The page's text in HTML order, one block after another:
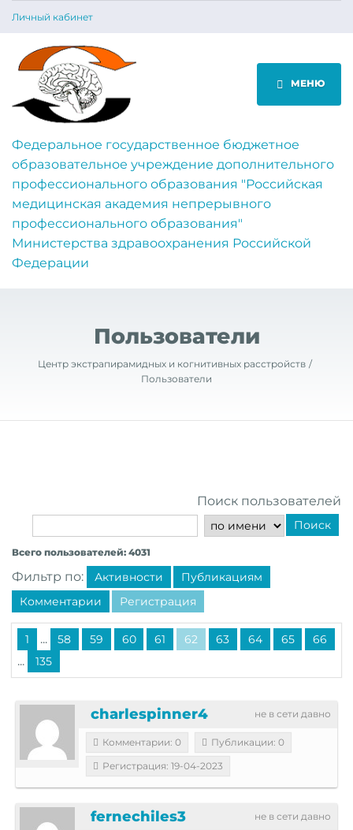
Личный кабинет
МЕНЮ
Федеральное государственное бюджетное
образовательное учреждение дополнительного
профессионального образования "Российская
медицинская академия непрерывного
профессионального образования"
Министерства здравоохранения Российской
Федерации
Пользователи
Центр экстрапирамидных и когнитивных расстройств
Пользователи
Поиск пользователей
Поиск
Всего пользователей: 4031
Фильтр по: Активности
Публикациям
Комментарии
Регистрация
1 ... 58 59 60 61 62 63 64 65 66
... 135
не в сети давно
charlespinner4
Комментарии: 0
Публикации: 0
Регистрация: 19-04-2023
не в сети давно
fernechiles3